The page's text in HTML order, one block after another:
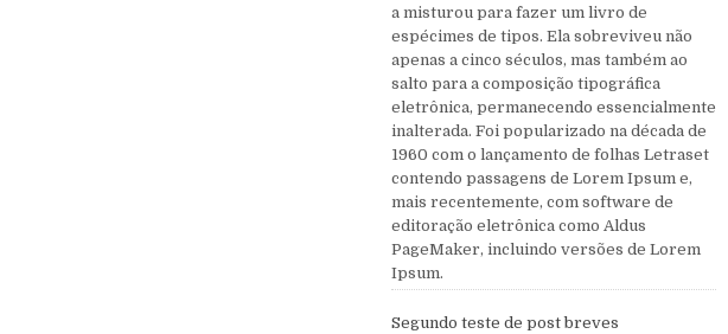
a misturou para fazer um livro de
espécimes de tipos. Ela sobreviveu não
apenas a cinco séculos, mas também ao
salto para a composição tipográfica
eletrônica, permanecendo essencialmente
inalterada. Foi popularizado na década de
1960 com o lançamento de folhas Letraset
contendo passagens de Lorem Ipsum e,
mais recentemente, com software de
editoração eletrônica como Aldus
PageMaker, incluindo versões de Lorem
Ipsum.
Segundo teste de post breves